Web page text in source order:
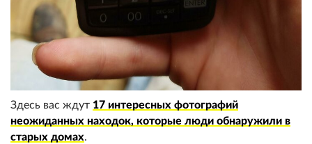
Здесь вас ждут 17 интересных фотографий
неожиданных находок, которые люди обнаружили в
старых домах.